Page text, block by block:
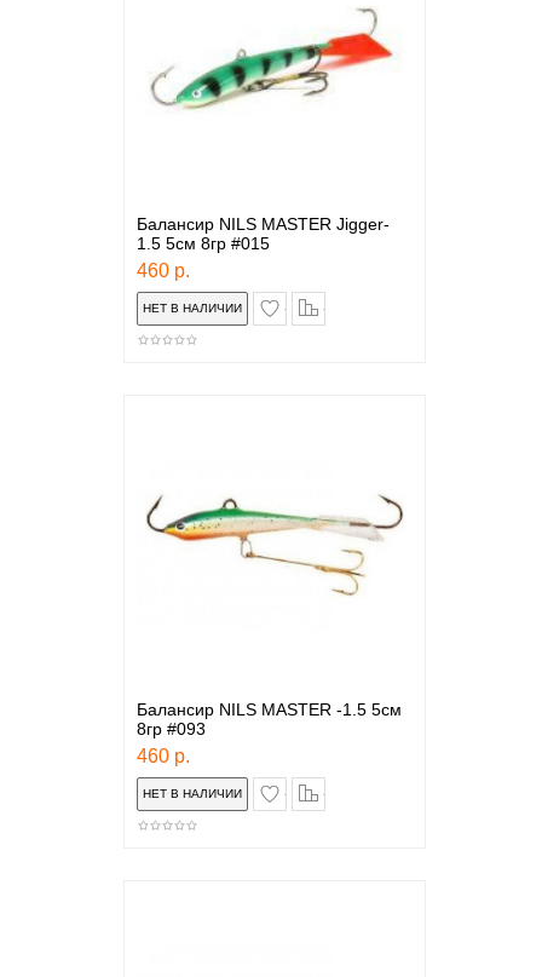
Балансир NILS MASTER Jigger-
1.5 5см 8гр #015
460 р.
в закладки
Балансир NILS MASTER -1.5 5см
8гр #093
460 р.
в закладки